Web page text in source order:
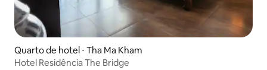
Quarto de hotel ⋅ Tha Ma Kham
Hotel Residência The Bridge